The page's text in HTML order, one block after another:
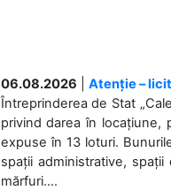
06.08.2026
Atenție –
Întreprinderea de Stat
privind darea în
expuse în 13 loturi.
spații administrative,
mărfuri....